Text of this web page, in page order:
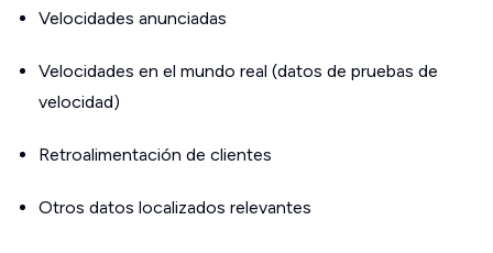
Velocidades anunciadas
Velocidades en el mundo real (datos de pruebas de
velocidad)
Retroalimentación de clientes
Otros datos localizados relevantes